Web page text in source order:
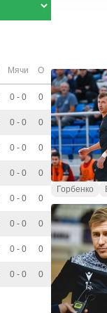
Мячи О
0 - 0 0
0 - 0 0
0 - 0 0
0 - 0 0
0 - 0 0
0 - 0 0
0 - 0 0
0 - 0 0
Горбенко